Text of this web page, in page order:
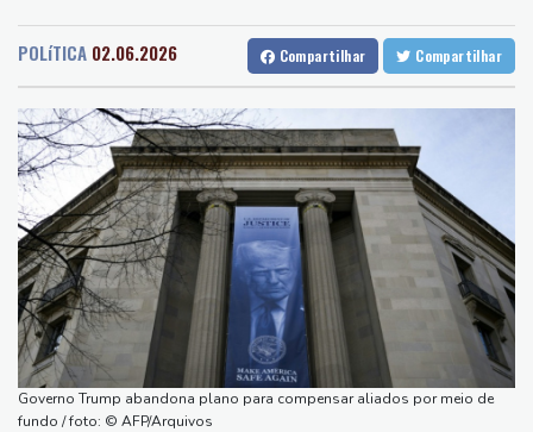
Fortaleza
27 °C Goiânia
22 °C
Rio de Janeiro
25 °C
São Paulo
22 °C Salvador
24 °C
Brasília
20 °C
de Janeiro
Atentados marcam primeiro dia do novo governo na Colômbia
Swiatek vence Kostyuk de virada e avança às quartas de final
WTA 1000 de Toronto
Turistas da Colômbia morrem em acidente de helicóptero no Rio
(imprensa)
Espanha inicia controle na fronteira com Itália após crise
migratória
Após renovar com Real Madrid, Vini joga com braçadeira de
capitão na vitória sobre o Ferencvaros
Simeone reafirma que decisão sobre Julián Álvarez já foi tomada
POLíTICA 02.06.2026 Compartilhar Compartilhar
Governo Trump abandona plano para compensar aliados por meio de
fundo / foto: © AFP/Arquivos